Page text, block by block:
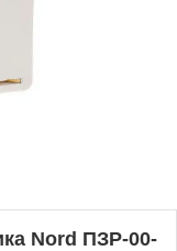
Nord ПЗР-00-